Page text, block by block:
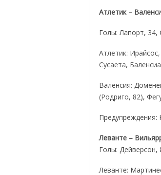
Атлетик –
Голы: Лапорт, 34,
Атлетик:
Сусаета,
Валенсия:
(Родриго, 82),
Предупреждения:
Леванте –
Голы: Дейверсон,
Леванте: